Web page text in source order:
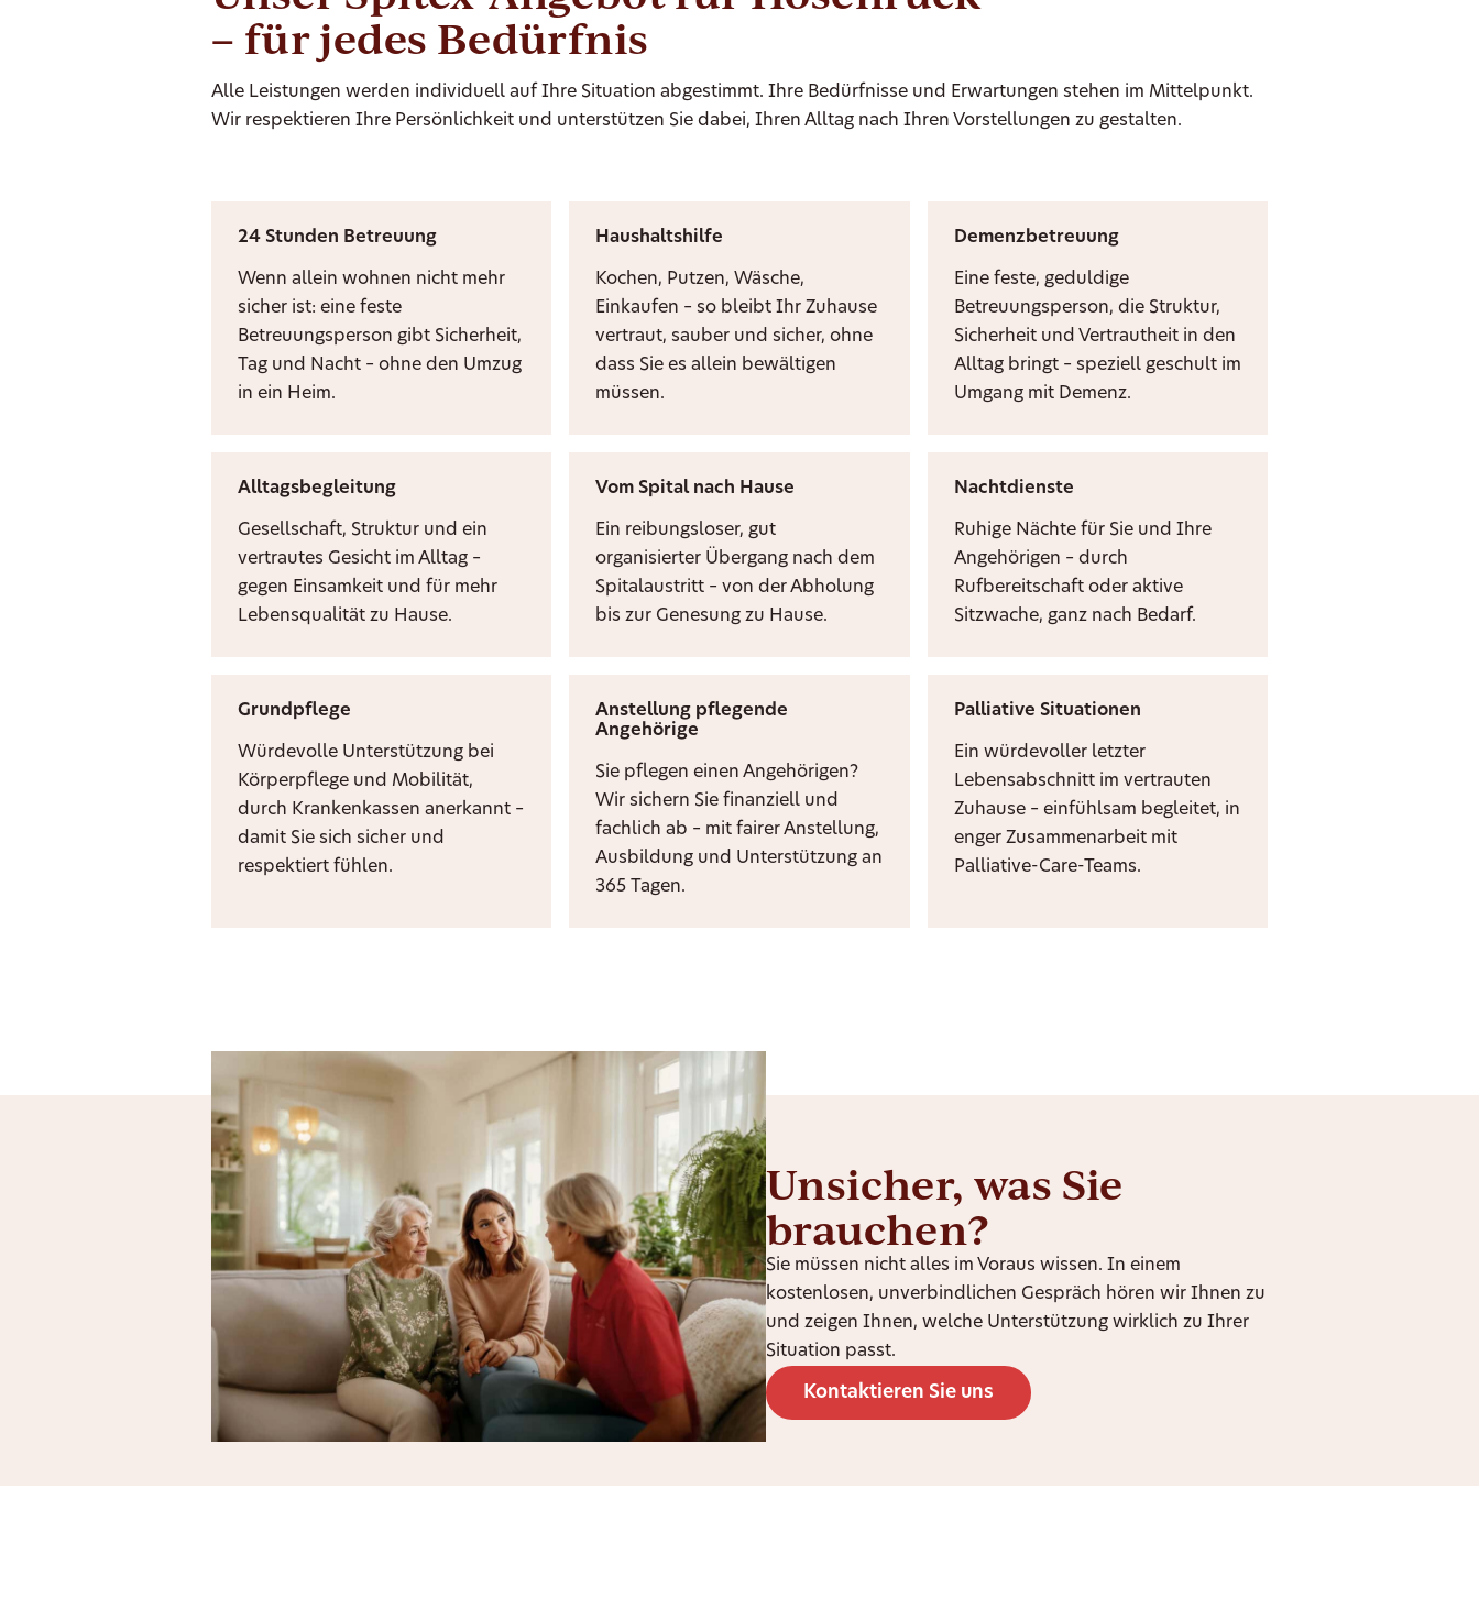
– für jedes Bedürfnis
Alle Leistungen werden individuell auf Ihre Situation abgestimmt. Ihre Bedürfnisse und Erwartungen stehen im Mittelpunkt.
Wir respektieren Ihre Persönlichkeit und unterstützen Sie dabei, Ihren Alltag nach Ihren Vorstellungen zu gestalten.
24 Stunden Betreuung
Wenn allein wohnen nicht mehr
sicher ist: eine feste
Betreuungsperson gibt Sicherheit,
Tag und Nacht – ohne den Umzug
in ein Heim.
Haushaltshilfe
Kochen, Putzen, Wäsche,
Einkaufen – so bleibt Ihr Zuhause
vertraut, sauber und sicher, ohne
dass Sie es allein bewältigen
müssen.
Demenzbetreuung
Eine feste, geduldige
Betreuungsperson, die Struktur,
Sicherheit und Vertrautheit in den
Alltag bringt – speziell geschult im
Umgang mit Demenz.
Alltagsbegleitung
Gesellschaft, Struktur und ein
vertrautes Gesicht im Alltag –
gegen Einsamkeit und für mehr
Lebensqualität zu Hause.
Vom Spital nach Hause
Ein reibungsloser, gut
organisierter Übergang nach dem
Spitalaustritt – von der Abholung
bis zur Genesung zu Hause.
Nachtdienste
Ruhige Nächte für Sie und Ihre
Angehörigen – durch
Rufbereitschaft oder aktive
Sitzwache, ganz nach Bedarf.
Grundpflege
Würdevolle Unterstützung bei
Körperpflege und Mobilität,
durch Krankenkassen anerkannt –
damit Sie sich sicher und
respektiert fühlen.
Anstellung pflegende
Angehörige
Sie pflegen einen Angehörigen?
Wir sichern Sie finanziell und
fachlich ab – mit fairer Anstellung,
Ausbildung und Unterstützung an
365 Tagen.
Palliative Situationen
Ein würdevoller letzter
Lebensabschnitt im vertrauten
Zuhause – einfühlsam begleitet, in
enger Zusammenarbeit mit
Palliative-Care-Teams.
Unsicher, was Sie
brauchen?
Sie müssen nicht alles im Voraus wissen. In einem
kostenlosen, unverbindlichen Gespräch hören wir Ihnen zu
und zeigen Ihnen, welche Unterstützung wirklich zu Ihrer
Situation passt.
Kontaktieren Sie uns